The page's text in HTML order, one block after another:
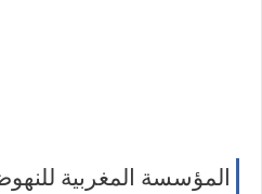
المؤسسة المغربية